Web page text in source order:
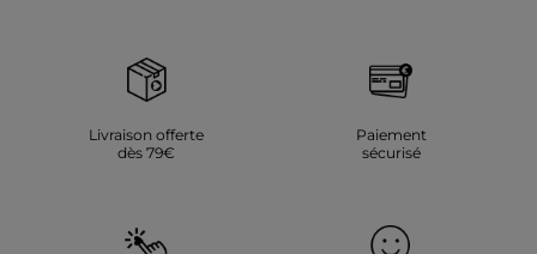
Livraison offerte
dès 79€
Paiement
sécurisé